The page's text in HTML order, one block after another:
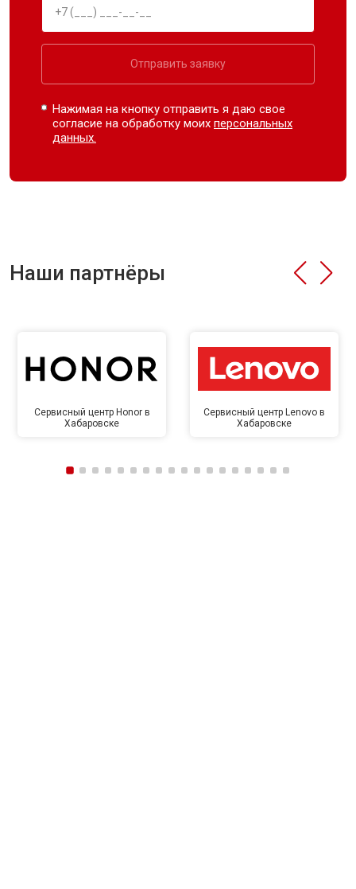
Отправить заявку
Нажимая на кнопку отправить я даю свое
согласие на обработку моихперсональных
данных.
Наши партнёры
Сервисный центр Honor в
Хабаровске
Сервисный центр Lenovo в
Хабаровске